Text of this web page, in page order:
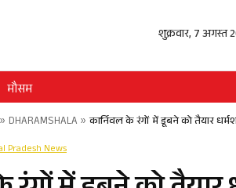
शुक्रवार, 7 अगस्त
मौसम
» DHARAMSHALA » कार्निवल के रंगों में डूबने को तैयार
Pradesh News